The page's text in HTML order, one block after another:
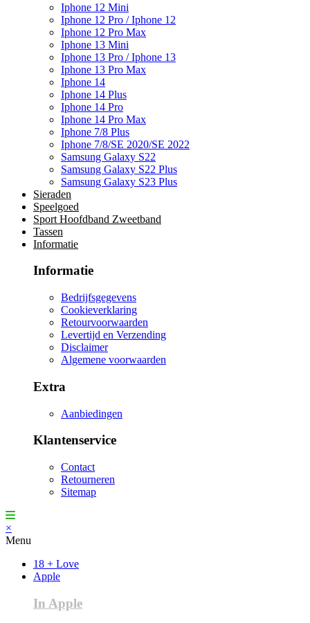
Iphone 12 Mini
Iphone 12 Pro / Iphone 12
Iphone 12 Pro Max
Iphone 13 Mini
Iphone 13 Pro / Iphone 13
Iphone 13 Pro Max
Iphone 14
Iphone 14 Plus
Iphone 14 Pro
Iphone 14 Pro Max
Iphone 7/8 Plus
Iphone 7/8/SE 2020/SE 2022
Samsung Galaxy S22
Samsung Galaxy S22 Plus
Samsung Galaxy S23 Plus
Sieraden
Speelgoed
Sport Hoofdband Zweetband
Tassen
Informatie
Informatie
Bedrijfsgegevens
Cookieverklaring
Retourvoorwaarden
Levertijd en Verzending
Disclaimer
Algemene voorwaarden
Extra
Aanbiedingen
Klantenservice
Contact
Retourneren
Sitemap
×
Menu
18 + Love
Apple
In Apple